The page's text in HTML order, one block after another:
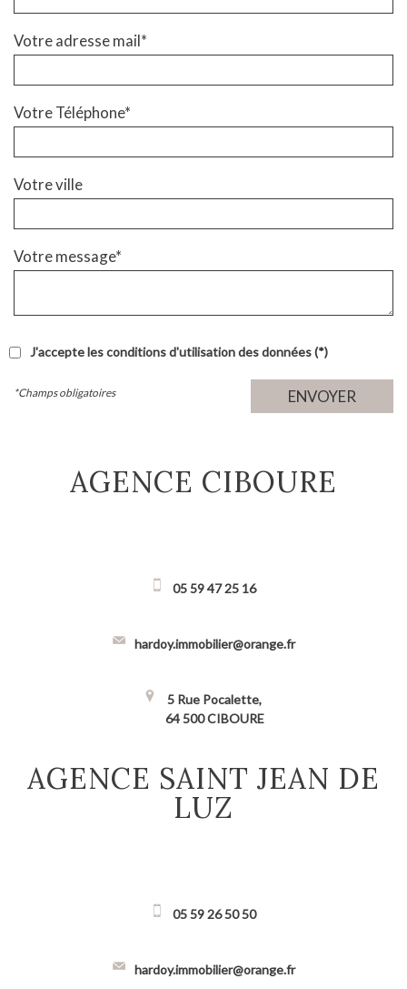
Votre adresse mail*
Votre Téléphone*
Votre ville
Votre message*
J'accepte les conditions d'utilisation des données (*)
ENVOYER
*Champs obligatoires
AGENCE CIBOURE
05 59 47 25 16
hardoy.immobilier@orange.fr
5 Rue Pocalette,
64 500 CIBOURE
AGENCE SAINT JEAN DE
LUZ
05 59 26 50 50
hardoy.immobilier@orange.fr